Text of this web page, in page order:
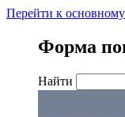
Перейти к
Форма
Найти